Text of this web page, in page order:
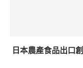
日本農產食品出口